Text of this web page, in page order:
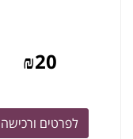
₪20
לפרטים ורכישה